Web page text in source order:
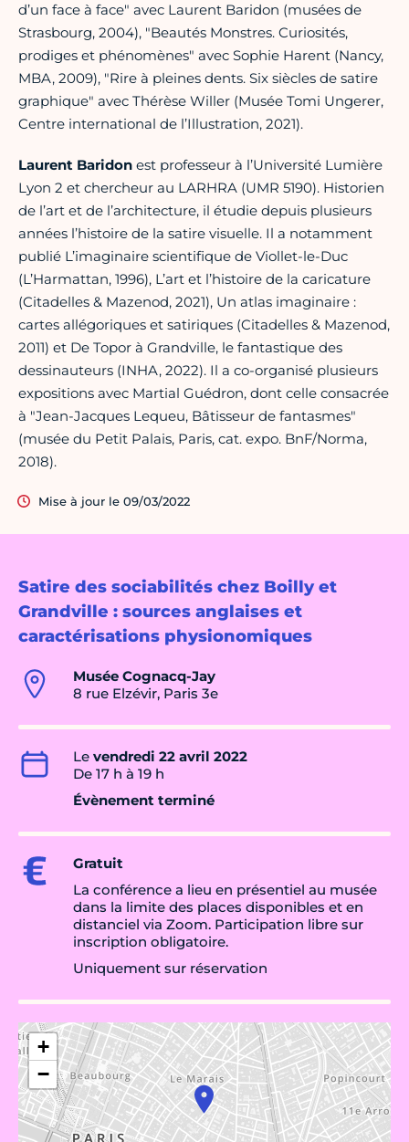
Satire des sociabilités chez Boilly et
Grandville : sources anglaises et
caractérisations physionomiques
Musée Cognacq-Jay
8 rue Elzévir, Paris 3e
Le vendredi 22 avril 2022
De 17 h à 19 h
Évènement terminé
Gratuit
La conférence a lieu en présentiel au musée
dans la limite des places disponibles et en
distanciel via Zoom. Participation libre sur
inscription obligatoire.
Uniquement sur réservation
+
−
d’un face à face" avec Laurent Baridon (musées de
Strasbourg, 2004), "Beautés Monstres. Curiosités,
prodiges et phénomènes" avec Sophie Harent (Nancy,
MBA, 2009), "Rire à pleines dents. Six siècles de satire
graphique" avec Thérèse Willer (Musée Tomi Ungerer,
Centre international de l’Illustration, 2021).
Laurent Baridon est professeur à l’Université Lumière
Lyon 2 et chercheur au LARHRA (UMR 5190). Historien
de l’art et de l’architecture, il étudie depuis plusieurs
années l’histoire de la satire visuelle. Il a notamment
publié L’imaginaire scientifique de Viollet-le-Duc
(L’Harmattan, 1996), L’art et l’histoire de la caricature
(Citadelles & Mazenod, 2021), Un atlas imaginaire :
cartes allégoriques et satiriques (Citadelles & Mazenod,
2011) et De Topor à Grandville, le fantastique des
dessinauteurs (INHA, 2022). Il a co-organisé plusieurs
expositions avec Martial Guédron, dont celle consacrée
à "Jean-Jacques Lequeu, Bâtisseur de fantasmes"
(musée du Petit Palais, Paris, cat. expo. BnF/Norma,
2018).
Mise à jour le 09/03/2022